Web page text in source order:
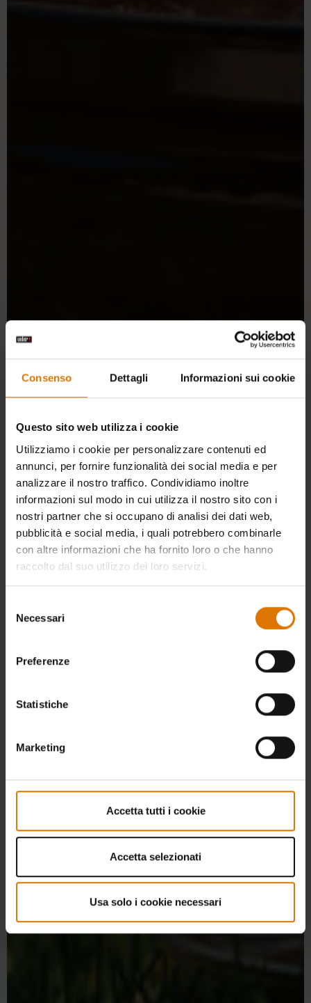
Consenso Dettagli Informazioni sui cookie
Questo sito web utilizza i cookie
Utilizziamo i cookie per personalizzare contenuti ed
annunci, per fornire funzionalità dei social media e per
analizzare il nostro traffico. Condividiamo inoltre
informazioni sul modo in cui utilizza il nostro sito con i
nostri partner che si occupano di analisi dei dati web,
pubblicità e social media, i quali potrebbero combinarle
con altre informazioni che ha fornito loro o che hanno
raccolto dal suo utilizzo dei loro servizi.
delNecessari
Preferenze
Statistiche
Marketing
Accetta tutti i cookie
Accetta selezionati
Usa solo i cookie necessari
A carbone, portatile
Non uscire mai di casa senza il tuo barbecue a carbone.
portatile Weber, per preparare un pranzo delizioso ovunque
tu decida di andare.